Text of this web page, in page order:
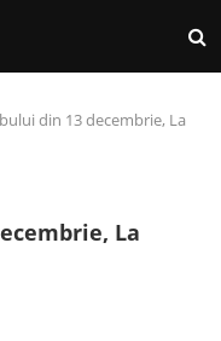
din 13 decembrie, La
La